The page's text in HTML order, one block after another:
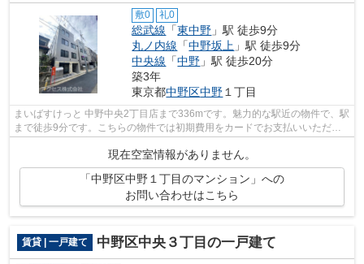
敷0 礼0
総武線 「東中野 」駅 徒歩9分
丸ノ内線 「中野坂上 」駅 徒歩9分
中央線 「中野 」駅 徒歩20分
築3年
東京都中野区中野１丁目
まいばすけっと 中野中央2丁目店まで336mです。魅力的な駅近の物件で、駅
まで徒歩9分です。こちらの物件では初期費用をカードでお支払いいただけ
現在空室情報がありません。
「中野区中野１丁目のマンション」への
お問い合わせはこちら
賃貸 | 一戸建て 中野区中央３丁目の一戸建て